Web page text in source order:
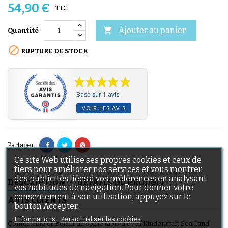
54,90 € TTC
Quantité  Ajouter au panier
 RUPTURE DE STOCK
Basé sur 1 avis
VOIR LES AVIS
Partager
DESCRIPTION
DÉTAILS DU PRODUIT
AVIS CLIENTS
Confortable et isolant du sol, le tapis d'éveil Kinderkraft Sea Land
Ce site Web utilise ses propres cookies et ceux de
tiers pour améliorer nos services et vous montrer
des publicités liées à vos préférences en analysant
vos habitudes de navigation. Pour donner votre
consentement à son utilisation, appuyez sur le
bouton Accepter.
Informations Personnaliser les cookies